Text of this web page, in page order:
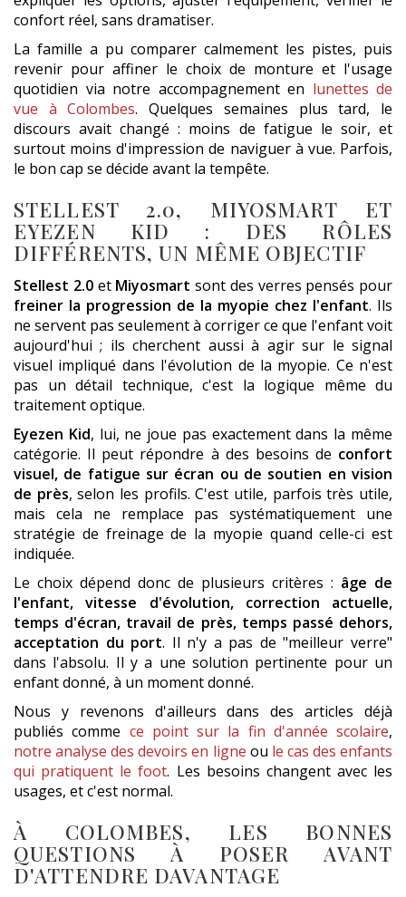
confort réel, sans dramatiser.
La famille a pu comparer calmement les pistes, puis
revenir pour affiner le choix de monture et l'usage
quotidien via notre accompagnement en lunettes de
vue à Colombes. Quelques semaines plus tard, le
discours avait changé : moins de fatigue le soir, et
surtout moins d'impression de naviguer à vue. Parfois,
le bon cap se décide avant la tempête.
STELLEST 2.0, MIYOSMART ET
EYEZEN KID : DES RÔLES
DIFFÉRENTS, UN MÊME OBJECTIF
Stellest 2.0et Miyosmart sont des verres pensés pour
freiner la progression de la myopie chez l'enfant. Ils
ne servent pas seulement à corriger ce que l'enfant voit
aujourd'hui ; ils cherchent aussi à agir sur le signal
visuel impliqué dans l'évolution de la myopie. Ce n'est
pas un détail technique, c'est la logique même du
traitement optique.
Eyezen Kid, lui, ne joue pas exactement dans la même
catégorie. Il peut répondre à des besoins de confort
visuel, de fatigue sur écran ou de soutien en vision
de près, selon les profils. C'est utile, parfois très utile,
mais cela ne remplace pas systématiquement une
stratégie de freinage de la myopie quand celle-ci est
indiquée.
Le choix dépend donc de plusieurs critères : âge de
l'enfant, vitesse d'évolution, correction actuelle,
temps d'écran, travail de près, temps passé dehors,
acceptation du port. Il n'y a pas de "meilleur verre"
dans l'absolu. Il y a une solution pertinente pour un
enfant donné, à un moment donné.
Nous y revenons d'ailleurs dans des articles déjà
publiés comme ce point sur la fin d'année scolaire,
notre analyse des devoirs en ligne ou le cas des enfants
qui pratiquent le foot. Les besoins changent avec les
usages, et c'est normal.
À COLOMBES, LES BONNES
QUESTIONS À POSER AVANT
D'ATTENDRE DAVANTAGE